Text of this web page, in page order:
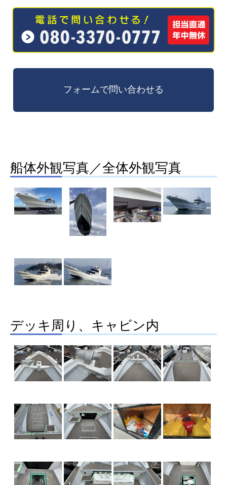
船体外観写真／全体外観写真
デッキ周り、キャビン内